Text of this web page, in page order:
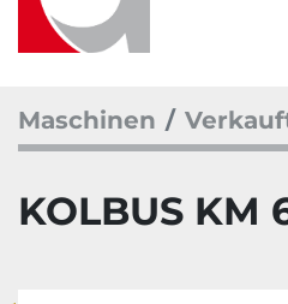
Maschinen
KOLBUS KM